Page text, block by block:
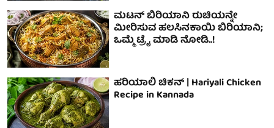
ಮಟನ್ ಬಿರಿಯಾನಿ ರುಚಿಯನ್ನೇ
ಮೀರಿಸುವ ಹಲಸಿನಕಾಯಿ ಬಿರಿಯಾನಿ;
ಒಮ್ಮೆ ಟ್ರೈ ಮಾಡಿ ನೋಡಿ..!
ಹರಿಯಾಲಿ ಚಿಕನ್ | Hariyali Chicken
Recipe in Kannada